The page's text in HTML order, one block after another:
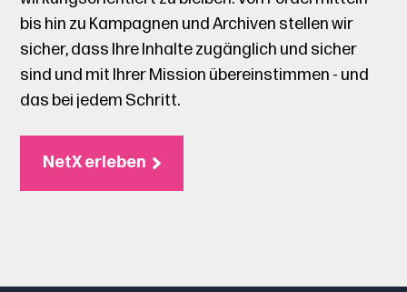
bis hin zu Kampagnen und Archiven stellen wir
sicher, dass Ihre Inhalte zugänglich und sicher
sind und mit Ihrer Mission übereinstimmen - und
das bei jedem Schritt.
NetX erleben